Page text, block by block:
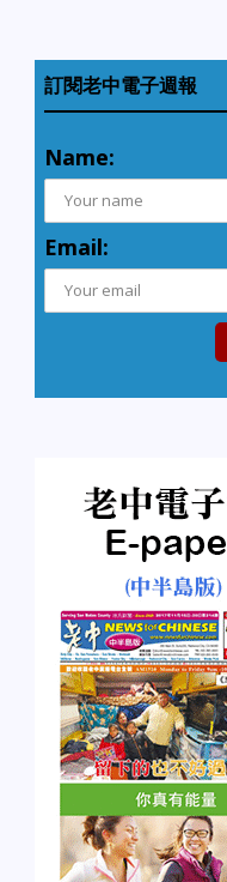
訂閱老中電子週報
Name:
Email: